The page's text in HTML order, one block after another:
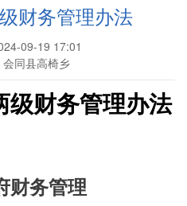
财务管理办法
09-19 17:01
同县高椅乡
级财务管理办法
财务管理